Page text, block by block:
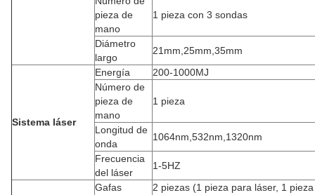
pieza de
mano
1 pieza con 3 sondas
Diámetro
largo
21mm,25mm,35mm
Sistema láser
Energía
200-1000MJ
Número de
pieza de
mano
1 pieza
Longitud de
onda
1064nm,532nm,1320nm
Frecuencia
del láser
1-5HZ
Gafas
2 piezas (1 pieza para láser, 1